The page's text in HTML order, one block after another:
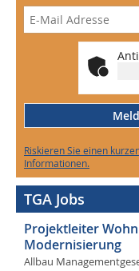
Riskieren Sie einen
Informationen.
TGA Jobs
Projektleiter
Modernisierung
Allbau